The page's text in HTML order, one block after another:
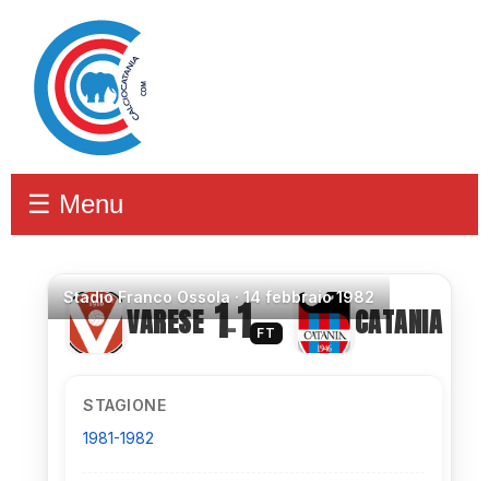
☰ Menu
StadioFranco Ossola ·14 febbraio 1982
VARESE 1–1 FT CATANIA
STAGIONE
1981-1982